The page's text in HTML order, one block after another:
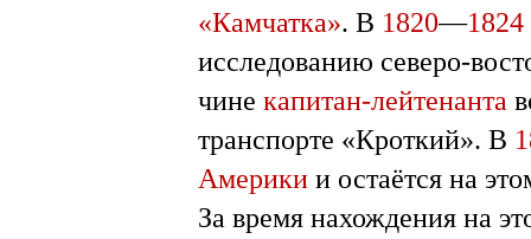
«Камчатка». В 1820—1824
исследованию северо-
чине капитан-лейтенанта
транспорте «Кроткий». В
Америки и остаётся на
За время нахождения на